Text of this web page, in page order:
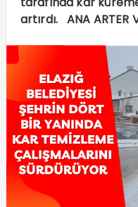
artırdı. ANA ARTER